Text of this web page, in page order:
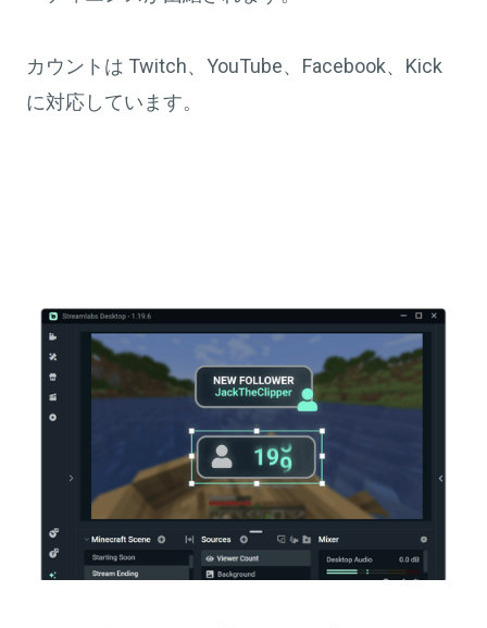
カウントは Twitch、YouTube、Facebook、Kick
に対応しています。